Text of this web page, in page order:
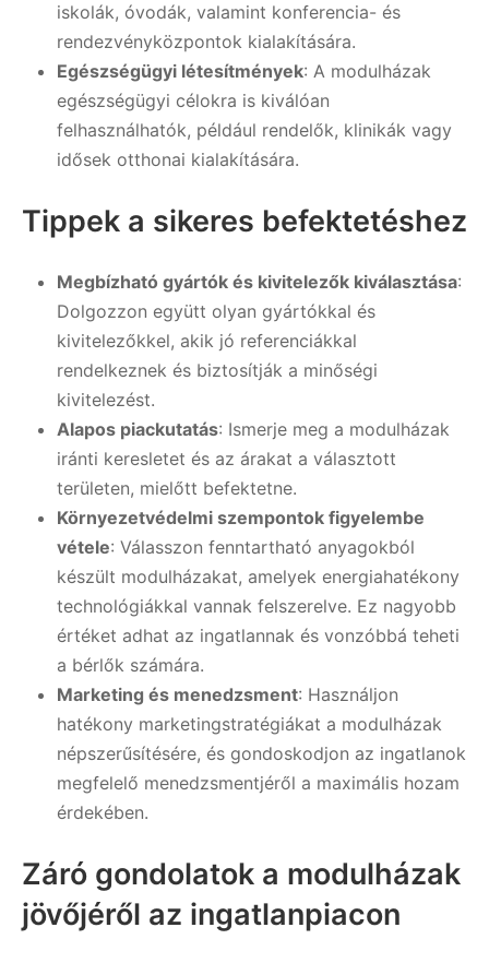
iskolák, óvodák, valamint konferencia- és
rendezvényközpontok kialakítására.
Egészségügyi létesítmények: A modulházak
egészségügyi célokra is kiválóan
felhasználhatók, például rendelők, klinikák vagy
idősek otthonai kialakítására.
Tippek a sikeres befektetéshez
Megbízható gyártók és kivitelezők kiválasztása:
Dolgozzon együtt olyan gyártókkal és
kivitelezőkkel, akik jó referenciákkal
rendelkeznek és biztosítják a minőségi
kivitelezést.
Alapos piackutatás: Ismerje meg a modulházak
iránti keresletet és az árakat a választott
területen, mielőtt befektetne.
Környezetvédelmi szempontok figyelembe
vétele: Válasszon fenntartható anyagokból
készült modulházakat, amelyek energiahatékony
technológiákkal vannak felszerelve. Ez nagyobb
értéket adhat az ingatlannak és vonzóbbá teheti
a bérlők számára.
Marketing és menedzsment: Használjon
hatékony marketingstratégiákat a modulházak
népszerűsítésére, és gondoskodjon az ingatlanok
megfelelő menedzsmentjéről a maximális hozam
érdekében.
Záró gondolatok a modulházak
jövőjéről az ingatlanpiacon